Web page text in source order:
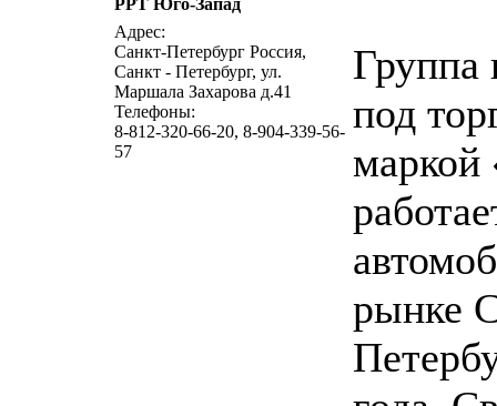
РРТ Юго-Запад
Адрес:
Санкт-Петербург Россия,
Санкт - Петербург, ул.
Маршала Захарова д.41
Телефоны:
8-812-320-66-20, 8-904-339-56-
57
Группа
под
маркой
рынке